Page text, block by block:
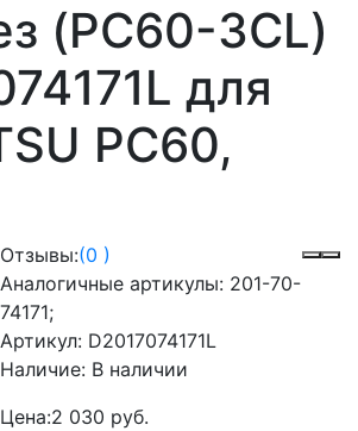
(PC60-3CL)
для
PC60,
Отзывы:(0 )
Аналогичные артикулы: 201-70-
74171;
Артикул: D2017074171L
Наличие: В наличии
Цена:2 030 руб.